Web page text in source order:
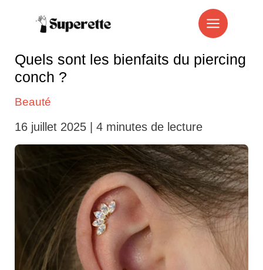
Quels sont les bienfaits du piercing
conch ?
Beauté
16 juillet 2025 4 minutes de lecture